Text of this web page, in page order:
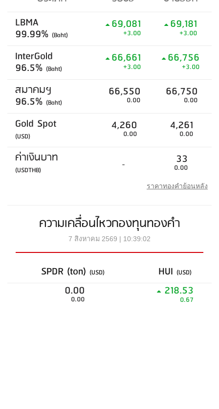
LBMA
99.99% (Baht)
69,081
+3.00
69,181
+3.00
InterGold
96.5% (Baht)
66,661
+3.00
66,756
+3.00
สมาคมฯ
96.5% (Baht)
66,550
0.00
66,750
0.00
Gold Spot
(USD)
4,260
0.00
4,261
0.00
ค่าเงินบาท
(USDTHB) - 33
0.00
ราคาทองคำย้อนหลัง
ความเคลื่อนไหวกองทุนทองคำ
7 สิงหาคม 2569 | 10:39:02
SPDR (ton) (USD) HUI (USD)
0.00
0.00
218.53
0.67